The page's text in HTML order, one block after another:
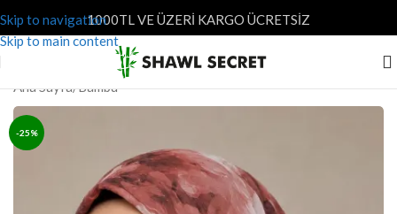
Skip to navigation
Skip to main content
1000TL VE ÜZERİ KARGO ÜCRETSİZ
Ana Sayfa/Bambu
-25%